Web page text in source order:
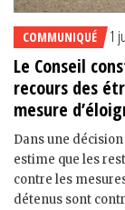
COMMUNIQUÉ 1
Le Conseil
recours des
mesure
Dans une
estime que les
contre les
détenus sont